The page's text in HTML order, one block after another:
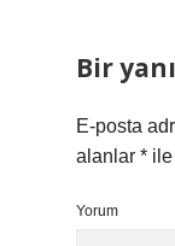
Bir
E-posta
alanlar *
Yorum